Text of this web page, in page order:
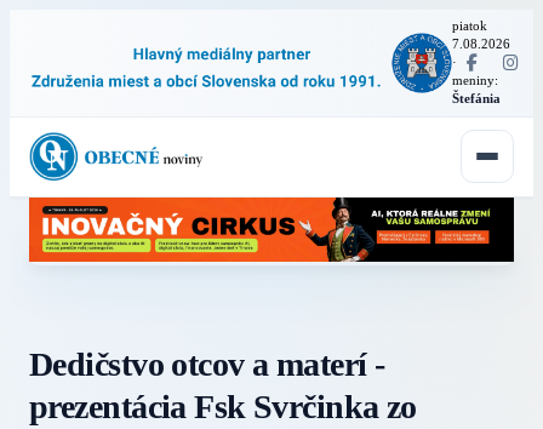
piatok
7.08.2026
·
meniny:
Štefánia
Dedičstvo otcov a materí -
prezentácia Fsk Svrčinka zo